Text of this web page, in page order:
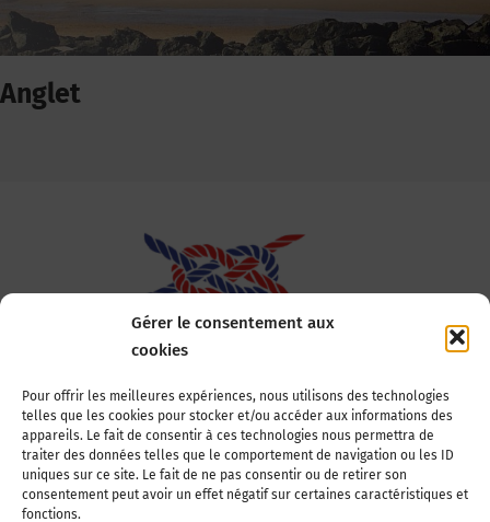
Gérer le consentement aux
cookies
Pour offrir les meilleures expériences, nous utilisons des technologies
telles que les cookies pour stocker et/ou accéder aux informations des
appareils. Le fait de consentir à ces technologies nous permettra de
traiter des données telles que le comportement de navigation ou les ID
uniques sur ce site. Le fait de ne pas consentir ou de retirer son
consentement peut avoir un effet négatif sur certaines caractéristiques et
fonctions.
Anglet
Association Nationale des Elus des Littoraux
22, boulevard de la Tour-Maubourg
75007 Paris
Tél : 01 44 11 11 70
E-mail : anel-secretariat@anel.asso.fr